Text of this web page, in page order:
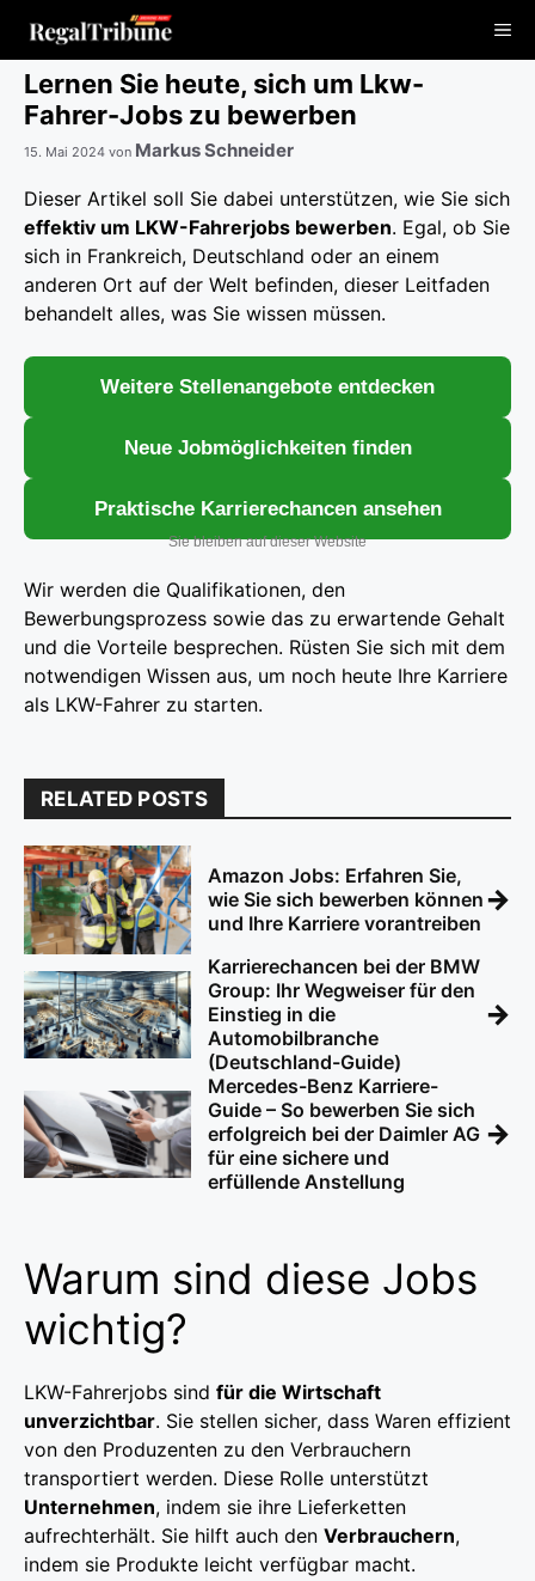
Inhalt
springen
Lernen Sie heute, sich um Lkw-
Fahrer-Jobs zu bewerben
15. Mai 2024 von Markus Schneider
Dieser Artikel soll Sie dabei unterstützen, wie Sie sich
effektiv um LKW-Fahrerjobs bewerben. Egal, ob Sie
sich in Frankreich, Deutschland oder an einem
anderen Ort auf der Welt befinden, dieser Leitfaden
behandelt alles, was Sie wissen müssen.
Weitere Stellenangebote entdecken
Neue Jobmöglichkeiten finden
Praktische Karrierechancen ansehen
Sie bleiben auf dieser Website
Wir werden die Qualifikationen, den
Bewerbungsprozess sowie das zu erwartende Gehalt
und die Vorteile besprechen. Rüsten Sie sich mit dem
notwendigen Wissen aus, um noch heute Ihre Karriere
als LKW-Fahrer zu starten.
RELATED POSTS
Amazon Jobs: Erfahren Sie,
wie Sie sich bewerben können
und Ihre Karriere vorantreiben
→
Karrierechancen bei der BMW
Group: Ihr Wegweiser für den
Einstieg in die
Automobilbranche
(Deutschland-Guide)
→
Mercedes-Benz Karriere-
Guide – So bewerben Sie sich
erfolgreich bei der Daimler AG
für eine sichere und
erfüllende Anstellung
→
Warum sind diese Jobs
wichtig?
LKW-Fahrerjobs sind für die Wirtschaft
unverzichtbar. Sie stellen sicher, dass Waren effizient
von den Produzenten zu den Verbrauchern
transportiert werden. Diese Rolle unterstützt
Unternehmen, indem sie ihre Lieferketten
aufrechterhält. Sie hilft auch den Verbrauchern,
indem sie Produkte leicht verfügbar macht.